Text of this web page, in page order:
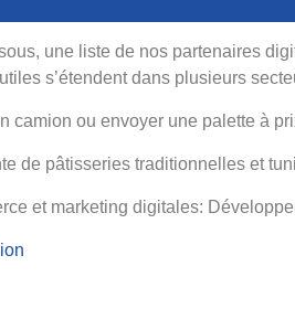
une liste de nos partenaires
s’étendent dans plusieurs
camion ou envoyer une palette à
de pâtisseries traditionnelles et
et marketing digitales: